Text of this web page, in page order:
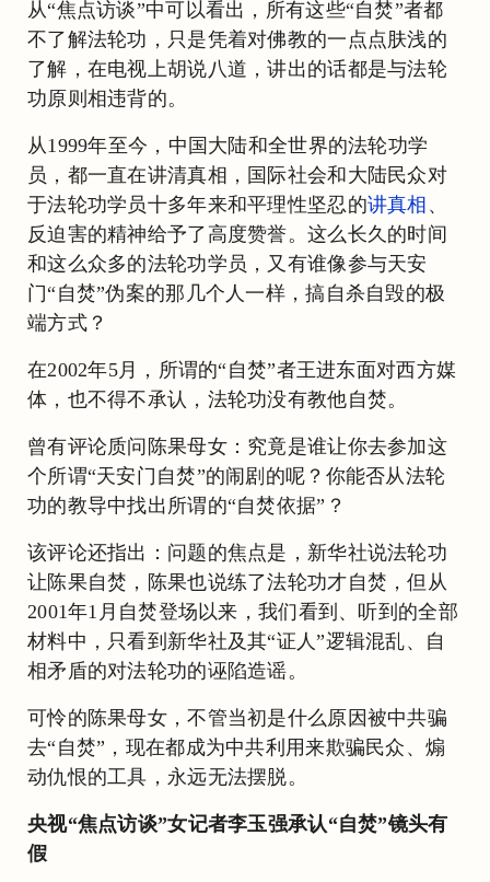
从“焦点访谈”中可以看出，所有这些“自焚”者都
不了解法轮功，只是凭着对佛教的一点点肤浅的
了解，在电视上胡说八道，讲出的话都是与法轮
功原则相违背的。
从1999年至今，中国大陆和全世界的法轮功学
员，都一直在讲清真相，国际社会和大陆民众对
于法轮功学员十多年来和平理性坚忍的讲真相 、
反迫害的精神给予了高度赞誉。这么长久的时间
和这么众多的法轮功学员，又有谁像参与天安
门“自焚”伪案的那几个人一样，搞自杀自毁的极
端方式？
在2002年5月，所谓的“自焚”者王进东面对西方媒
体，也不得不承认，法轮功没有教他自焚。
曾有评论质问陈果母女：究竟是谁让你去参加这
个所谓“天安门自焚”的闹剧的呢？你能否从法轮
功的教导中找出所谓的“自焚依据”？
该评论还指出：问题的焦点是，新华社说法轮功
让陈果自焚，陈果也说练了法轮功才自焚，但从
2001年1月自焚登场以来，我们看到、听到的全部
材料中，只看到新华社及其“证人”逻辑混乱、自
相矛盾的对法轮功的诬陷造谣。
可怜的陈果母女，不管当初是什么原因被中共骗
去“自焚”，现在都成为中共利用来欺骗民众、煽
动仇恨的工具，永远无法摆脱。
央视“焦点访谈”女记者李玉强承认“自焚”镜头有
假